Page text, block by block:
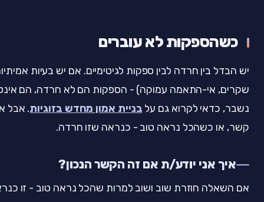
כשהספקות לא עוברים
יש הבדל בין חרדה לבין ספקות לגיטימיים. אם יש בעיות
שקרים, אי-התאמה עמוקה) - הספקות הם לא חרדה, הם
נשבר, כדאי לקרוא גם על בניית אמון מחדש בזוגיות. אבל
קשר, או כשהכל נראה טוב - כנראה שזו חרדה.
איך אני יודע/ת אם זה הקשר הנכון?
אם השאלה חוזרת שוב ושוב למרות שהכל נראה טוב - זו